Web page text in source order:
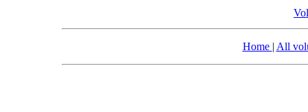
Home | All